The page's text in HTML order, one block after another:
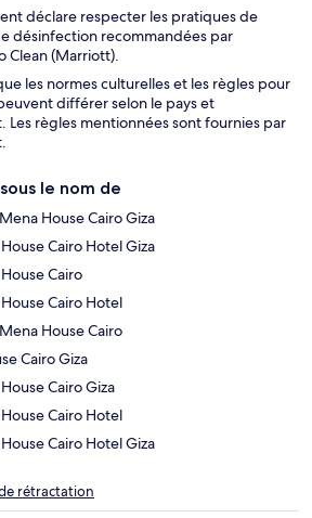
déclare respecter les pratiques de
désinfection recommandées par
Clean (Marriott).
les normes culturelles et les règles pour
différer selon le pays et
Les règles mentionnées sont fournies par
le nom de
House Cairo Giza
Cairo Hotel Giza
Cairo
Cairo Hotel
House Cairo
Cairo Giza
Cairo Giza
Cairo Hotel
Cairo Hotel Giza
rétractation